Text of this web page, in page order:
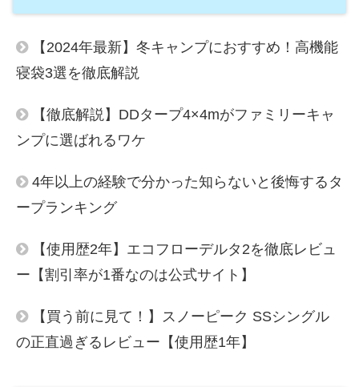
【2024年最新】冬キャンプにおすすめ！高機能
寝袋3選を徹底解説
【徹底解説】DDタープ4×4mがファミリーキャ
ンプに選ばれるワケ
4年以上の経験で分かった知らないと後悔するタ
ープランキング
【使用歴2年】エコフローデルタ2を徹底レビュ
ー【割引率が1番なのは公式サイト】
【買う前に見て！】スノーピーク SSシングル
の正直過ぎるレビュー【使用歴1年】